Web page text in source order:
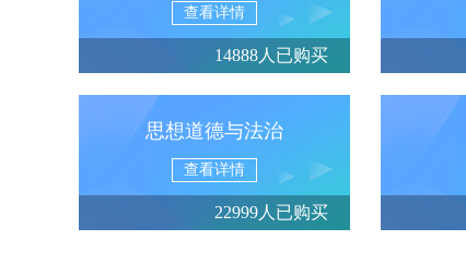
查看详情
14888人已购买
思想道德与法治
查看详情
22999人已购买